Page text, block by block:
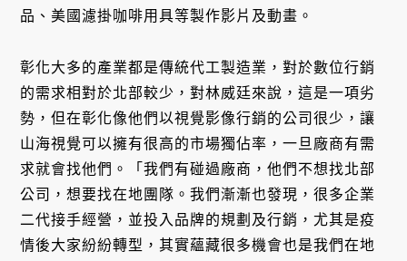
品、美國濾掛咖啡用具等製作影片及動畫。
彰化大多的產業都是傳統代工製造業，對於數位行銷
的需求相對於北部較少，對林威廷來說，這是一項劣
勢，但在彰化像他們以視覺影像行銷的公司很少，讓
山海視覺可以擁有很高的市場獨佔率，一旦廠商有需
求就會找他們。「我們有碰過廠商，他們不想找北部
公司，想要找在地團隊。我們漸漸也發現，很多企業
二代接手經營，並投入品牌的規劃及行銷，尤其是疫
情後大家紛紛轉型，其實蘊藏很多機會也是我們在地